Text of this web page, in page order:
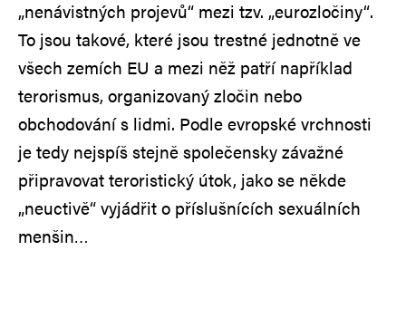
„nenávistných projevů“ mezi tzv. „eurozločiny“.
To jsou takové, které jsou trestné jednotně ve
všech zemích EU a mezi něž patří například
terorismus, organizovaný zločin nebo
obchodování s lidmi. Podle evropské vrchnosti
je tedy nejspíš stejně společensky závažné
připravovat teroristický útok, jako se někde
„neuctivě“ vyjádřit o příslušnících sexuálních
menšin…